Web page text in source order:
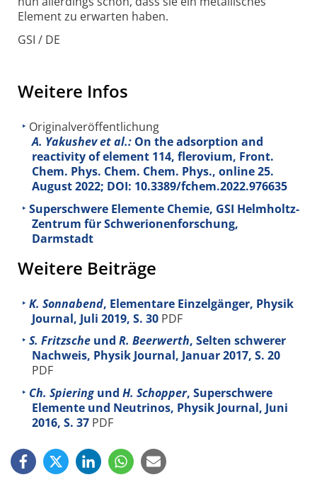
Element zu erwarten haben.
GSI / DE
Weitere Infos
Originalveröffentlichung
A. Yakushev et al.: On the adsorption and
reactivity of element 114, flerovium, Front.
Chem. Phys. Chem. Chem. Phys., online 25.
August 2022; DOI: 10.3389/fchem.2022.976635
Superschwere Elemente Chemie, GSI Helmholtz-
Zentrum für Schwerionenforschung,
Darmstadt
Weitere Beiträge
K. Sonnabend, Elementare Einzelgänger, Physik
Journal, Juli 2019, S. 30 PDF
S. Fritzsche und R. Beerwerth, Selten schwerer
Nachweis, Physik Journal, Januar 2017, S. 20
PDF
Ch. Spieringund H. Schopper, Superschwere
Elemente und Neutrinos, Physik Journal, Juni
2016, S. 37 PDF